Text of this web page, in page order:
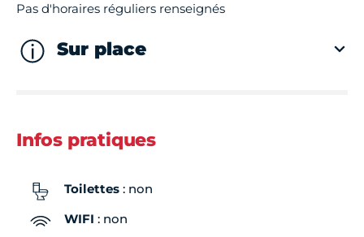
Pas d'horaires réguliers renseignés
Sur place
Infos pratiques
Toilettes : non
WIFI : non